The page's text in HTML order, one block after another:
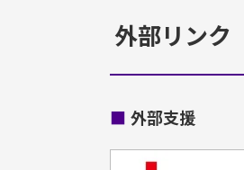
外部リンク
■ 外部支援